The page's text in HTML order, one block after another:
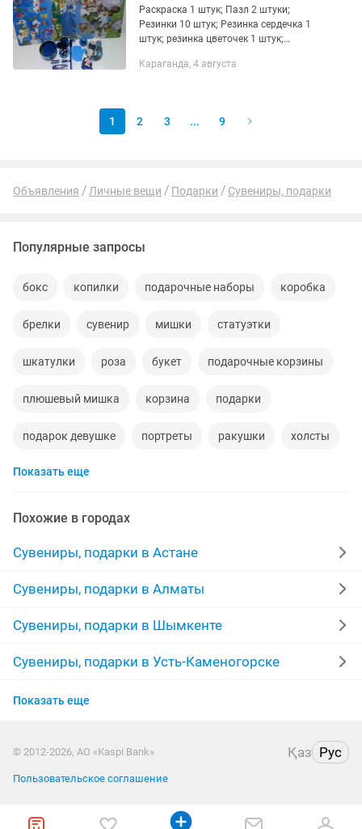
Раскраска 1 штук; Пазл 2 штуки;
Резинки 10 штук; Резинка сердечка 1
штук; резинка цветочек 1 штук;
штук; стикер 1 штук; блестки 1 штук;
Караганда, 4 августа
1 2 3 ... 9
Объявления Личные вещи Подарки Сувениры, подарки
Популярные запросы
бокс копилки подарочные наборы коробка
брелки сувенир мишки статуэтки
шкатулки роза букет подарочные корзины
плюшевый мишка корзина подарки
подарок девушке портреты ракушки холсты
тойбастар
тенге 5000 обложка автокружка
портрет по фото ключница
2000 тенге юрта клубника в шоколаде
бонбоньерки набор бульдог 1000тг
куклы ручной работы
Показать еще
Похожие в городах
Сувениры, подарки в Астане
Сувениры, подарки в Алматы
Сувениры, подарки в Шымкенте
Сувениры, подарки в Усть-Каменогорске
Сувениры, подарки в Актобе
Сувениры, подарки в Костанае
Сувениры, подарки в Павлодаре
Показать еще
© 2012-2026, АО «Kaspi Bank» Қаз Рус
Пользовательское соглашение